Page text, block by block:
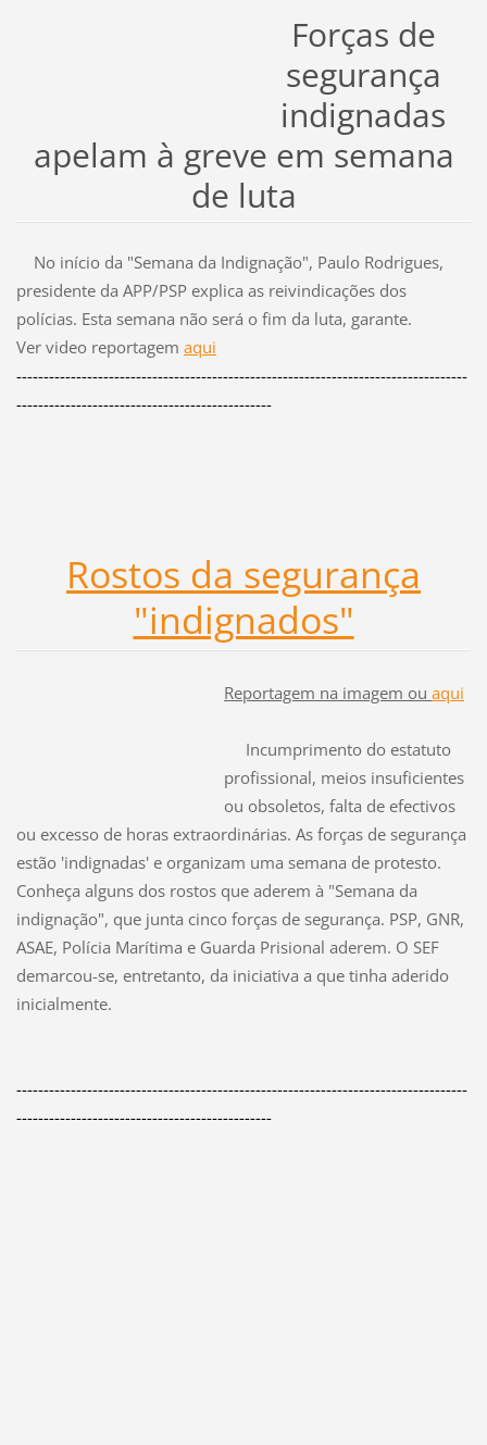
Forças de
segurança
indignadas
apelam à greve em semana
de luta
No início da "Semana da Indignação", Paulo Rodrigues,
presidente da APP/PSP explica as reivindicações dos
polícias. Esta semana não será o fim da luta, garante.
Ver video reportagem aqui
-----------------------------------------------------------------------------------
-----------------------------------------------
Rostos da segurança
"indignados"
Reportagem na imagem ou aqui
Incumprimento do estatuto
profissional, meios insuficientes
ou obsoletos, falta de efectivos
ou excesso de horas extraordinárias. As forças de segurança
estão 'indignadas' e organizam uma semana de protesto.
Conheça alguns dos rostos que aderem à "Semana da
indignação", que junta cinco forças de segurança. PSP, GNR,
ASAE, Polícia Marítima e Guarda Prisional aderem. O SEF
demarcou-se, entretanto, da iniciativa a que tinha aderido
inicialmente.
-----------------------------------------------------------------------------------
-----------------------------------------------